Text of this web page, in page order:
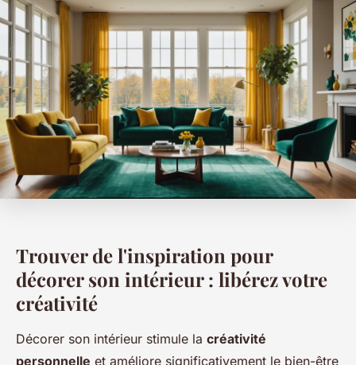
Trouver de l'inspiration pour
décorer son intérieur : libérez votre
créativité
Décorer son intérieur stimule la créativité
personnelle et améliore significativement le bien-être